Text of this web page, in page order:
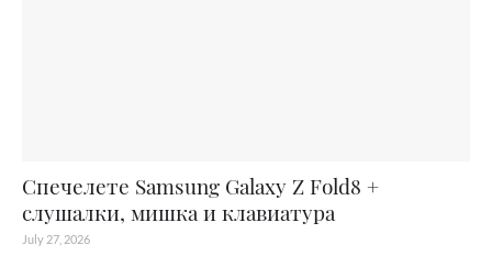
Спечелете Samsung Galaxy Z Fold8 +
слушалки, мишка и клавиатура
July 27, 2026